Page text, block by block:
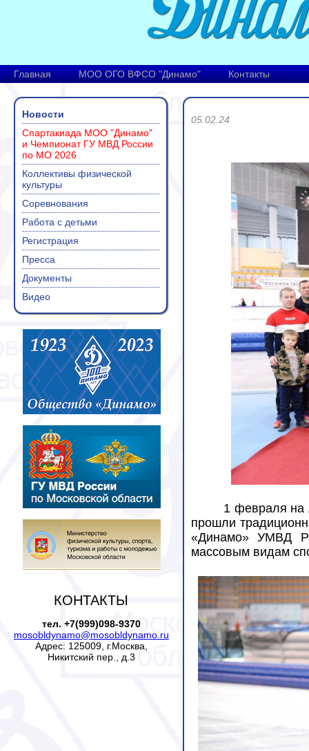
Главная МОО ОГО ВФСО "Динамо" Контакты
Новости
Спартакиада МОО "Динамо"
и Чемпионат ГУ МВД России
по МО 2026
Коллективы физической
культуры
Соревнования
Работа с детьми
Регистрация
Пресса
Документы
Видео
КОНТАКТЫ
тел. +7(999)098-9370
mosobldynamo@mosobldynamo.ru
Адрес: 125009, г.Москва,
Никитский пер., д.3
05.02.24
1 февраля на
прошли
«Динамо» УМВД
массовым видам